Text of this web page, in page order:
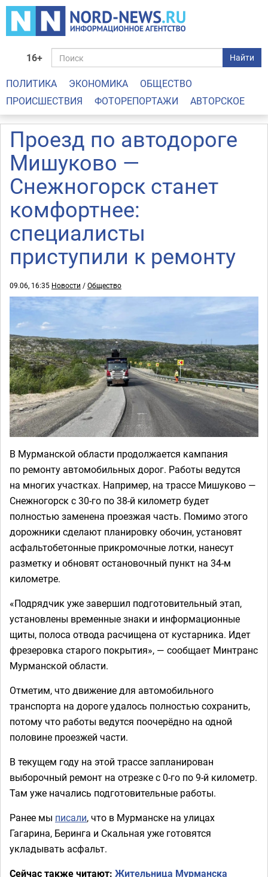
16+ Найти
ПОЛИТИКА ЭКОНОМИКА
ОБЩЕСТВО
ПРОИСШЕСТВИЯ
ФОТОРЕПОРТАЖИ АВТОРСКОЕ
Проезд по автодороге
Мишуково —
Снежногорск станет
комфортнее:
специалисты
приступили к ремонту
09.06, 16:35 Новости /Общество
В Мурманской области продолжается кампания
по ремонту автомобильных дорог. Работы ведутся
на многих участках. Например, на трассе Мишуково —
Снежногорск с 30-го по 38-й километр будет
полностью заменена проезжая часть. Помимо этого
дорожники сделают планировку обочин, установят
асфальтобетонные прикромочные лотки, нанесут
разметку и обновят остановочный пункт на 34-м
километре.
«Подрядчик уже завершил подготовительный этап,
установлены временные знаки и информационные
щиты, полоса отвода расчищена от кустарника. Идет
фрезеровка старого покрытия», — сообщает Минтранс
Мурманской области.
Отметим, что движение для автомобильного
транспорта на дороге удалось полностью сохранить,
потому что работы ведутся поочерёдно на одной
половине проезжей части.
В текущем году на этой трассе запланирован
выборочный ремонт на отрезке с 0-го по 9-й километр.
Там уже начались подготовительные работы.
Ранее мы писали, что в Мурманске на улицах
Гагарина, Беринга и Скальная уже готовятся
укладывать асфальт.
Сейчас также читают: Жительница Мурманска